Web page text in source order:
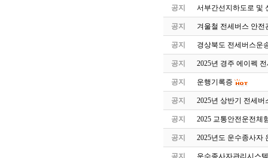
공지 서부간선지하도로 및
공지 겨울철 전세버스 안전
공지 경상북도 전세버스운
공지 2025년 경주 에이펙
공지 운행기록증
공지 2025년 상반기 전세
공지 2025 교통안전운전체
공지 2025년도 운수종사자
공지 운수종사자관리시스